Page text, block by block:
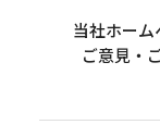
当社ホーム
ご意見・